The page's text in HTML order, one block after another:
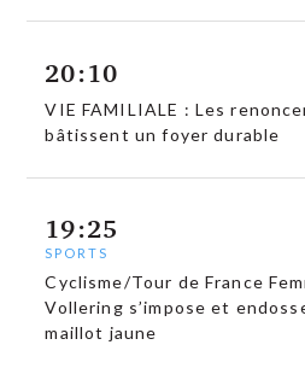
20:10
VIE FAMILIALE : Les
bâtissent un foyer durable
19:25
SPORTS
Cyclisme/Tour de France
Vollering s’impose et
maillot jaune